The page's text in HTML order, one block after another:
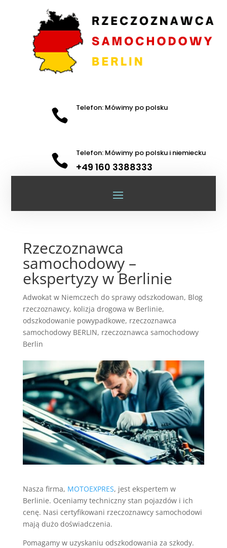
 Telefon: Mówimy po polsku
 Telefon: Mówimy po polsku i niemiecku
+49 160 3388333
Rzeczoznawca
samochodowy –
ekspertyzy w Berlinie
Adwokat w Niemczech do sprawy odszkodowan, Blog
rzeczoznawcy, kolizja drogowa w Berlinie,
odszkodowanie powypadkowe, rzeczoznawca
samochodowy BERLIN, rzeczoznawca samochodowy
Berlin
Nasza firma, MOTOEXPRES, jest ekspertem w
Berlinie. Oceniamy techniczny stan pojazdów i ich
cenę. Nasi certyfikowani rzeczoznawcy samochodowi
mają dużo doświadczenia.
Pomagamy w uzyskaniu odszkodowania za szkody.